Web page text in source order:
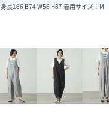
身長166 B74 W56 H87 着用サイズ：M